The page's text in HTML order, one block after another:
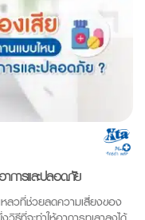
การและปลอดภัย
ลวที่ช่วยลดความเสี่ยงของ